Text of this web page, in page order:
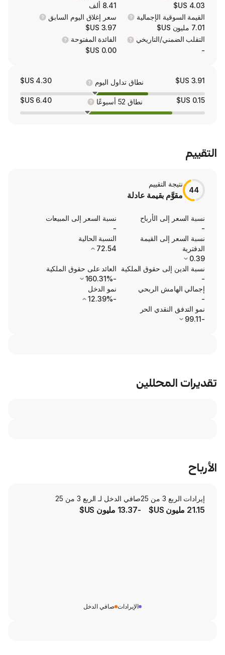
8.41 ألف
الإجمالية
سعر إغلاق اليوم السابق
3.97 US$
التاريخي
الفائدة المفتوحة
نطاق تداول اليوم 4.30 US$
نطاق 52 أسبوعًا 6.40 US$
عادلة
الأرباح
نسبة السعر إلى المبيعات
القيمة
النسبة الحالية
حقوق الملكية
العائد على حقوق الملكية
الربحي
نمو الدخل
الحر
صافي الدخل لـ الربع 3 من 25
-13.37 مليون US$